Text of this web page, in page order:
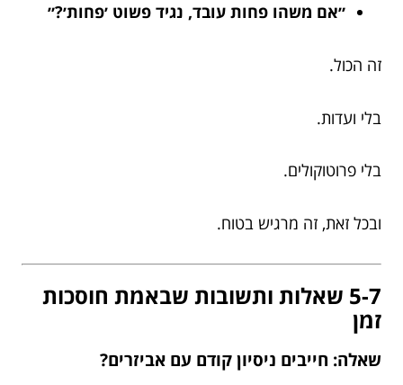
״אם משהו פחות עובד, נגיד פשוט ׳פחות׳?״
זה הכול.
בלי ועדות.
בלי פרוטוקולים.
ובכל זאת, זה מרגיש בטוח.
5-7 שאלות ותשובות שבאמת חוסכות
זמן
שאלה: חייבים ניסיון קודם עם אביזרים?